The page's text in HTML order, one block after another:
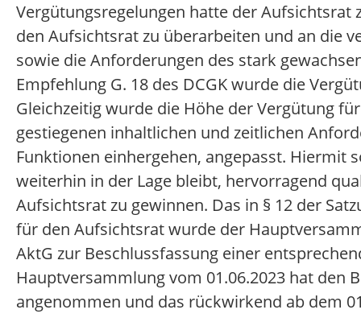
Vergütungsregelungen hatte der
den Aufsichtsrat zu überarbeiten und an die
sowie die Anforderungen des stark
Empfehlung G. 18 des DCGK wurde die
Gleichzeitig wurde die Höhe der Vergütung
gestiegenen inhaltlichen und zeitlichen
Funktionen einhergehen, angepasst. Hiermit
weiterhin in der Lage bleibt, hervorragend
Aufsichtsrat zu gewinnen. Das in § 12 der
für den Aufsichtsrat wurde der
AktG zur Beschlussfassung einer
Hauptversammlung vom 01.06.2023 hat den
angenommen und das rückwirkend ab dem